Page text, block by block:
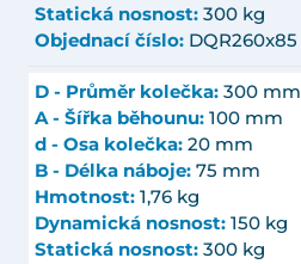
Statická nosnost: 300 kg
Objednací číslo: DQR260x85
D - Průměr kolečka: 300 mm
A - Šířka běhounu: 100 mm
d - Osa kolečka: 20 mm
B - Délka náboje: 75 mm
Hmotnost: 1,76 kg
Dynamická nosnost: 150 kg
Statická nosnost: 300 kg